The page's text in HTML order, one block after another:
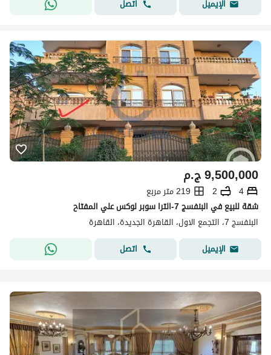
الإيميل اتصل
ج.م9,500,000
4
2
219 متر مربع
شقة للبيع في البنفسج 7-الترا سوبر لوكس علي المفتاح
البنفسج 7، التجمع الاول، القاهرة الجديدة، القاهرة
الإيميل
اتصل